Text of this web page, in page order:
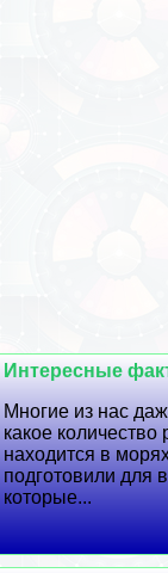
Интересные
Многие из нас
какое
находится в
подготовили для
которые...